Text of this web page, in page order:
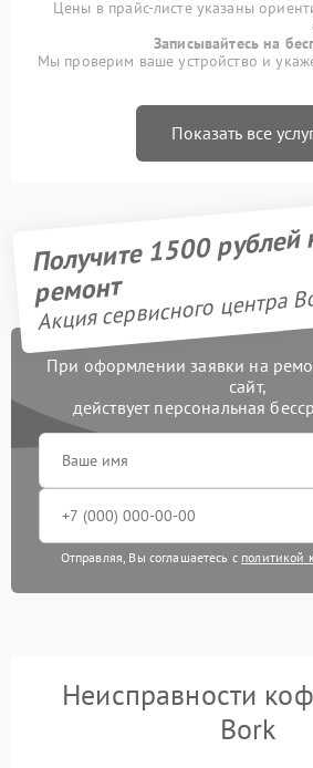
Цены в прайс-листе указаны
Записывайтесь на
Мы проверим ваше устройство и
Показать все
Получите 1500 рублей
ремонт
Акция сервисного центра
При оформлении заявки на
сайт,
действует персональная
Отправляя, Вы соглашаетесь с политикой
Неисправности
Bork